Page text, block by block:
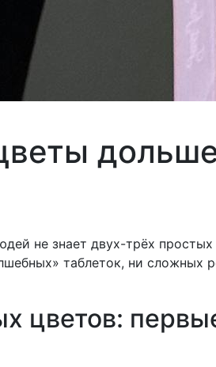
не знает двух-трёх
таблеток, ни сложных
цветов: